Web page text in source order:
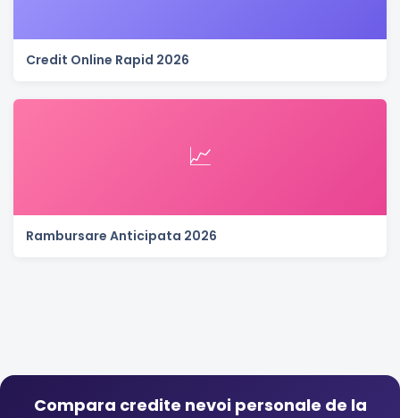
Credit Online Rapid 2026
📈
Rambursare Anticipata 2026
Compara credite nevoi personale de la